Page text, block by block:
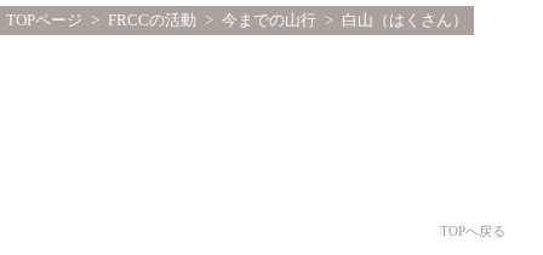
TOPページ > FRCCの活動 > 今までの山行 > 白山（はくさん）
TOPへ戻る